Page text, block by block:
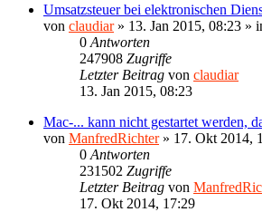
Umsatzsteuer bei elektronischen
von claudiar» 13. Jan 2015, 08:23 »
0 Antworten
247908 Zugriffe
Letzter Beitrag von claudiar
13. Jan 2015, 08:23
Mac-... kann nicht gestartet werden,
von ManfredRichter» 17. Okt 2014,
0 Antworten
231502 Zugriffe
Letzter Beitrag von
17. Okt 2014, 17:29